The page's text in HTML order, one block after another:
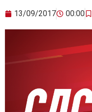
13/09/2017 00:00